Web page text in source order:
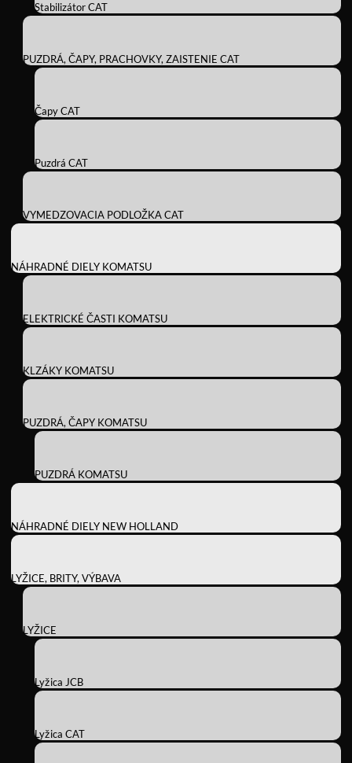
Stabilizátor CAT
PUZDRÁ, ČAPY, PRACHOVKY, ZAISTENIE CAT
Čapy CAT
Puzdrá CAT
VYMEDZOVACIA PODLOŽKA CAT
NÁHRADNÉ DIELY KOMATSU
ELEKTRICKÉ ČASTI KOMATSU
KLZÁKY KOMATSU
PUZDRÁ, ČAPY KOMATSU
PUZDRÁ KOMATSU
NÁHRADNÉ DIELY NEW HOLLAND
LYŽICE, BRITY, VÝBAVA
LYŽICE
Lyžica JCB
Lyžica CAT